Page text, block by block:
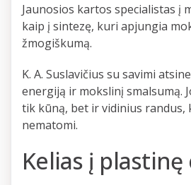
Jaunosios kartos specialistas į
kaip į sintezę, kuri apjungia
žmogiškumą.
K. A. Suslavičius su savimi
energiją ir mokslinį smalsumą.
tik kūną, bet ir vidinius randus,
nematomi.
Kelias į